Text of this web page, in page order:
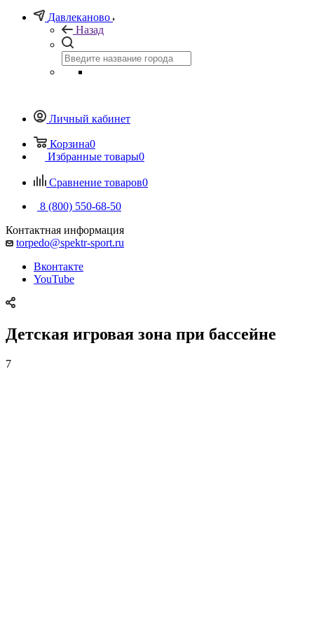
Давлеканово
Назад
Личный кабинет
Корзина0
Избранные товары0
Сравнение товаров0
8 (800) 550-68-50
Контактная информация
torpedo@spektr-sport.ru
Вконтакте
YouTube
Детская игровая зона при бассейне
7